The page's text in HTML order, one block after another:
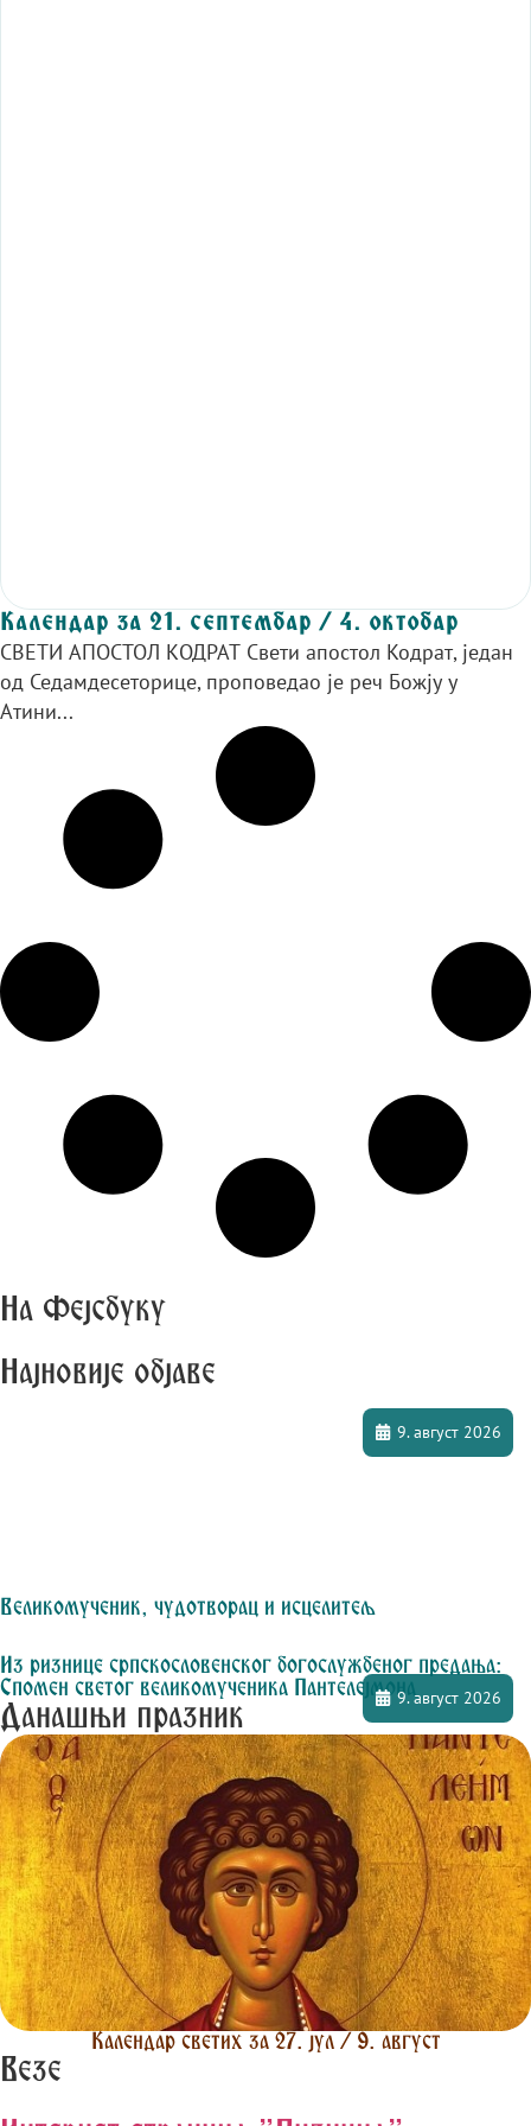
Календар за 21. септембар / 4. октобар
СВЕТИ АПОСТОЛ КОДРАТ Свети апостол Кодрат, један
од Седамдесеторице, проповедао је реч Божју у
Атини...
На Фејсбуку
Најновије објаве
Великомученик, чудотворац и исцелитељ
9. август 2026
Из ризнице српскословенског богослужбеног предања:
Спомен светог великомученика Пантелејмона9. август 2026
Данашњи празник
Календар светих за 27. јул / 9. август
Везе